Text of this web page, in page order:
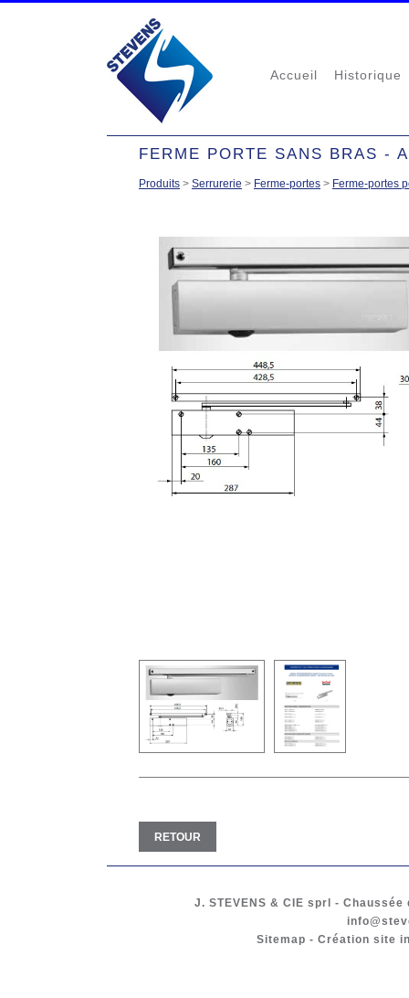
Accueil Historique
FERME PORTE SANS BRAS -
Produits > Serrurerie > Ferme-portes > Ferme-portes
RETOUR
J. STEVENS & CIE sprl - Chaussée
Sitemap - Création site